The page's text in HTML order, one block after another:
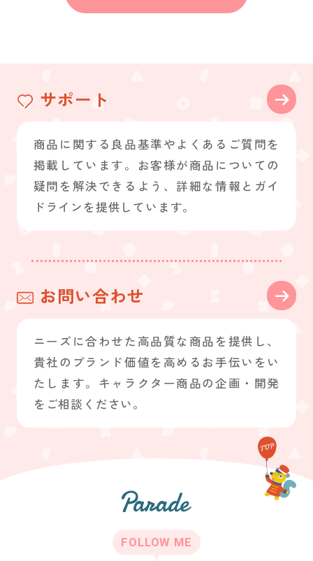
サポート
商品に関する良品基準やよくあるご質問を
掲載しています。お客様が商品についての
疑問を解決できるよう、詳細な情報とガイ
ドラインを提供しています。
お問い合わせ
ニーズに合わせた高品質な商品を提供し、
貴社のブランド価値を高めるお手伝いをい
たします。キャラクター商品の企画・開発
をご相談ください。
FOLLOW ME